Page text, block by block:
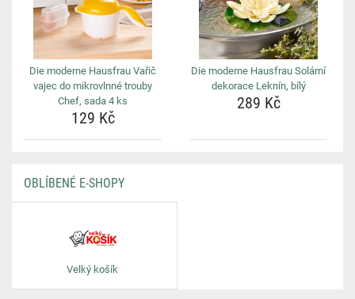
Die moderne Hausfrau Vařič
vajec do mikrovlnné trouby
Chef, sada 4 ks
129 Kč
Die moderne Hausfrau Solární
dekorace Leknín, bílý
289 Kč
OBLÍBENÉ E-SHOPY
Velký košík